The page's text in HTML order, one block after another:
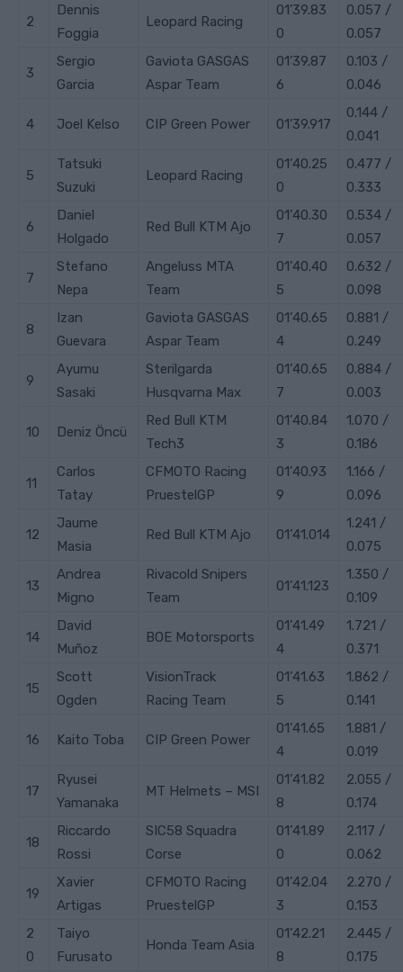
2
Dennis
Foggia
Leopard Racing
01’39.83
0
0.057 /
0.057
3
Sergio
Garcia
Gaviota GASGAS
Aspar Team
01’39.87
6
0.103 /
0.046
4 Joel Kelso CIP Green Power 01’39.917
0.144 /
0.041
5
Tatsuki
Suzuki
Leopard Racing
01’40.25
0
0.477 /
0.333
6
Daniel
Holgado
Red Bull KTM Ajo
01’40.30
7
0.534 /
0.057
7
Stefano
Nepa
Angeluss MTA
Team
01’40.40
5
0.632 /
0.098
8
Izan
Guevara
Gaviota GASGAS
Aspar Team
01’40.65
4
0.881 /
0.249
9
Ayumu
Sasaki
Sterilgarda
Husqvarna Max
01’40.65
7
0.884 /
0.003
10 Deniz Öncü
Red Bull KTM
Tech3
01’40.84
3
1.070 /
0.186
11
Carlos
Tatay
CFMOTO Racing
PruestelGP
01’40.93
9
1.166 /
0.096
12
Jaume
Masia
Red Bull KTM Ajo 01’41.014
1.241 /
0.075
13
Andrea
Migno
Rivacold Snipers
Team
01’41.123
1.350 /
0.109
14
David
Muñoz
BOE Motorsports
01’41.49
4
1.721 /
0.371
15
Scott
Ogden
VisionTrack
Racing Team
01’41.63
5
1.862 /
0.141
16 Kaito Toba CIP Green Power
01’41.65
4
1.881 /
0.019
17
Ryusei
Yamanaka
MT Helmets – MSI
01’41.82
8
2.055 /
0.174
18
Riccardo
Rossi
SIC58 Squadra
Corse
01’41.89
0
2.117 /
0.062
19
Xavier
Artigas
CFMOTO Racing
PruestelGP
01’42.04
3
2.270 /
0.153
2
0
Taiyo
Furusato
Honda Team Asia
01’42.21
8
2.445 /
0.175